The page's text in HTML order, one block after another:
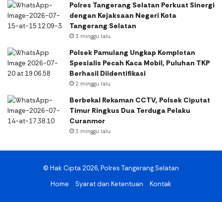
Polres Tangerang Selatan Perkuat Sinergi
dengan Kejaksaan Negeri Kota
Tangerang Selatan
3 minggu lalu
Polsek Pamulang Ungkap Komplotan
Spesialis Pecah Kaca Mobil, Puluhan TKP
Berhasil Diidentifikasi
2 minggu lalu
Berbekal Rekaman CCTV, Polsek Ciputat
Timur Ringkus Dua Terduga Pelaku
Curanmor
3 minggu lalu
© Hak Cipta 2026, Polres Tangerang Selatan
Home
Syarat dan Ketentuan Kontak